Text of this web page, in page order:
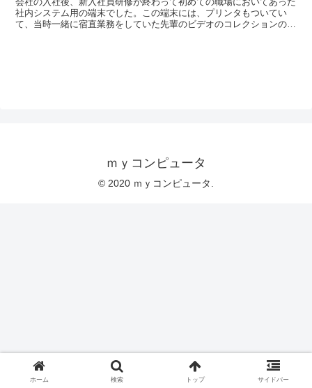
社内システム用の端末でした。この端末には、プリンタもついてい
て、当時一緒に宿直業務をしていた先輩のビデオのコレクションのリ
ｍｙコンピュータ
© 2020 ｍｙコンピュータ.
ホーム 検索 トップ サイドバー